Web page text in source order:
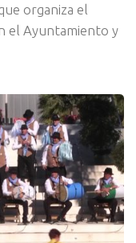
organiza el
el Ayuntamiento y